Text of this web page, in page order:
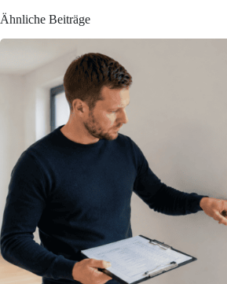
Ähnliche Beiträge